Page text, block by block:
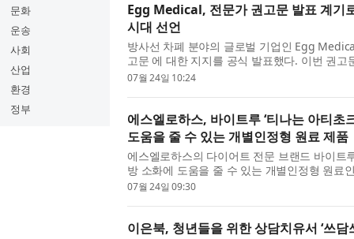
문화
운송
사회
산업
환경
정부
Egg Medical, 전문가 권고문 발표 계기
시대 선언
방사선 차폐 분야의 글로벌 기업인 Egg
고문 에 대한 지지를 공식 발표했다. 이번 권
존 방사선 보호 방식이 더 이상 적절한 기준이
07월 24일 10:24
에스엘로하스, 바이트루 ‘티나는 아티초
도움을 줄 수 있는 개별인정형 원료 제품
에스엘로하스의 다이어트 전문 브랜드 바이트
방 소화에 도움을 줄 수 있는 개별인정형 원료
아티초크’를 출시했다고 밝혔다. 신제품은 상
07월 24일 09:30
이은북, 청년들을 위한 상담치유서 ‘쓰담